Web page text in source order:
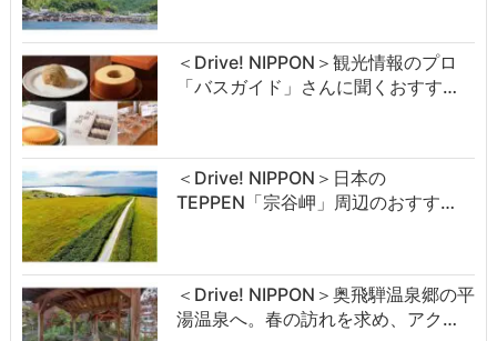
＜Drive! NIPPON＞観光情報のプロ
「バスガイド」さんに聞くおすす…
＜Drive! NIPPON＞日本の
TEPPEN「宗谷岬」周辺のおすす…
＜Drive! NIPPON＞奥飛騨温泉郷の平
湯温泉へ。春の訪れを求め、アク…